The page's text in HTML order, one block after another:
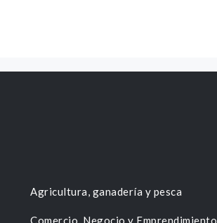
Agricultura, ganadería y pesca
Comercio, Negocio y Emprendimiento